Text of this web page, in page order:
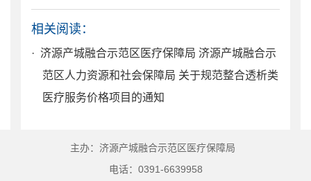
相关阅读：
· 济源产城融合示范区医疗保障局 济源产城融合示
范区人力资源和社会保障局 关于规范整合透析类
医疗服务价格项目的通知
主办：济源产城融合示范区医疗保障局
电话：0391-6639958